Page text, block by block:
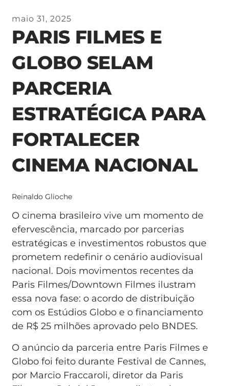
maio 31, 2025
PARIS FILMES E
GLOBO SELAM
PARCERIA
ESTRATÉGICA PARA
FORTALECER
CINEMA NACIONAL
Reinaldo Glioche
O cinema brasileiro vive um momento de
efervescência, marcado por parcerias
estratégicas e investimentos robustos que
prometem redefinir o cenário audiovisual
nacional. Dois movimentos recentes da
Paris Filmes/Downtown Filmes ilustram
essa nova fase: o acordo de distribuição
com os Estúdios Globo e o financiamento
de R$ 25 milhões aprovado pelo BNDES.
O anúncio da parceria entre Paris Filmes e
Globo foi feito durante Festival de Cannes,
por Marcio Fraccaroli, diretor da Paris